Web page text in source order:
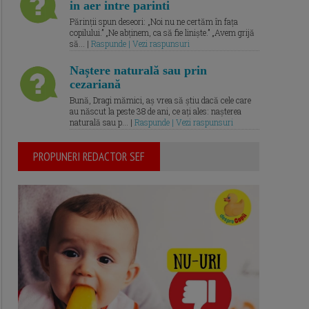
in aer intre parinti
Părinții spun deseori: „Noi nu ne certăm în fața
copilului.” „Ne abținem, ca să fie liniște.” „Avem grijă
să... | Raspunde | Vezi raspunsuri
Naștere naturală sau prin
cezariană
Bună, Dragi mămici, aș vrea să știu dacă cele care
au născut la peste 38 de ani, ce ați ales: nașterea
naturală sau p... | Raspunde | Vezi raspunsuri
PROPUNERI REDACTOR SEF